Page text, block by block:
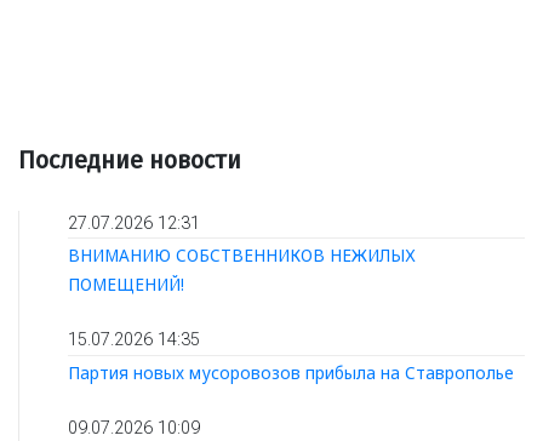
Последние новости
27.07.2026 12:31
ВНИМАНИЮ СОБСТВЕННИКОВ НЕЖИЛЫХ
ПОМЕЩЕНИЙ!
15.07.2026 14:35
Партия новых мусоровозов прибыла на Ставрополье
09.07.2026 10:09